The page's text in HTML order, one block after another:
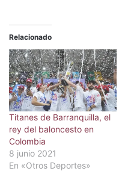
Relacionado
Titanes de Barranquilla, el
rey del baloncesto en
Colombia
8 junio 2021
En «Otros Deportes»